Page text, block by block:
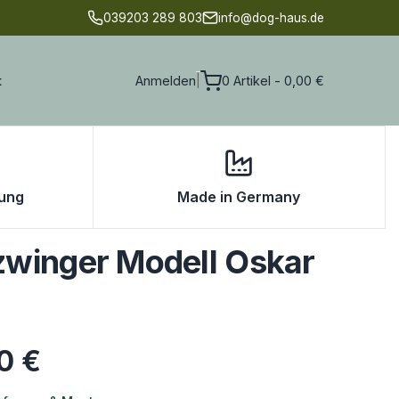
039203 289 803 info@dog-haus.de
Anmelden 0 Artikel - 0,00 €
Made in Germany
Modell Oskar
€